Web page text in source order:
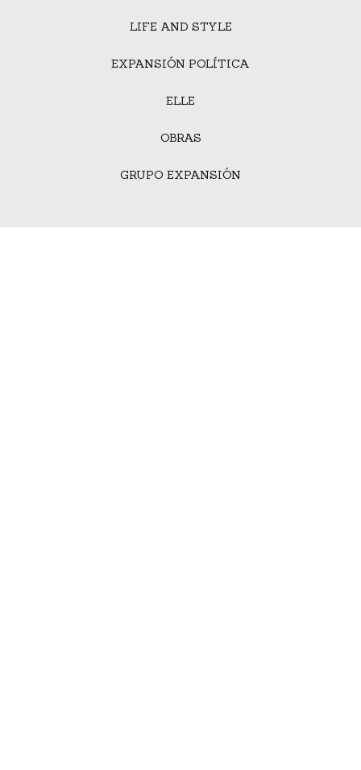
LIFE AND STYLE
EXPANSIÓN POLÍTICA
ELLE
OBRAS
GRUPO EXPANSIÓN